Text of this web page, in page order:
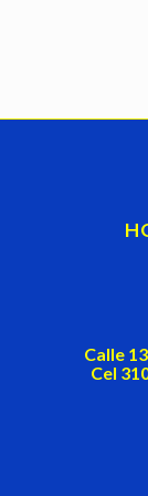
Calle
Cel